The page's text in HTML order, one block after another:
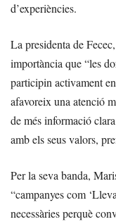
d’experiències.
La presidenta de
importància que “les
participin activament
afavoreix una atenció
de més informació
amb els seus valors,
Per la seva banda,
“campanyes com
necessàries perquè